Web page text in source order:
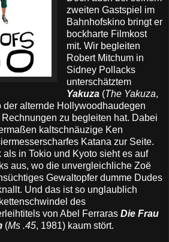
zweiten Gastspiel im
Bahnhofskino bringt er
bockharte Filmkost
mit. Wir begleiten
Robert Mitchum in
Sidney Pollacks
unterschätztem
Yakuza(The Yakuza,
der alternde Hollywoodhaudegen
zu begleiten hat. Dabei
kaltschnäuzige Ken
Katana zur Seite.
in Tokio und Kyoto sieht es auf
aus, wo die unvergleichliche Zoë
Gewaltopfer dumme Dudes
Und das ist so unglaublich
des
von Abel Ferraras Die Frau
(Ms .45, 1981) kaum stört.